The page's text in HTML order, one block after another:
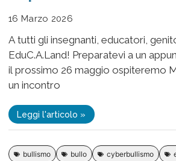
16 Marzo 2026
A tutti gli insegnanti, educatori,
EduC.A.Land! Preparatevi a un
il prossimo 26 maggio ospiteremo
un incontro
Leggi l'articolo »
bullismo bullo cyberbullismo